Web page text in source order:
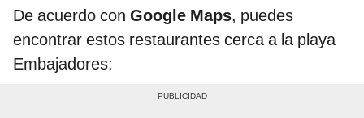
De acuerdo con Google Maps, puedes
encontrar estos restaurantes cerca a la playa
Embajadores: